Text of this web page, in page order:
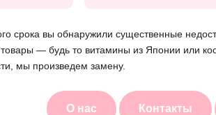
срока вы обнаружили существенные
товары — будь то витамины из Японии или
мы произведем замену.
О нас Контакты